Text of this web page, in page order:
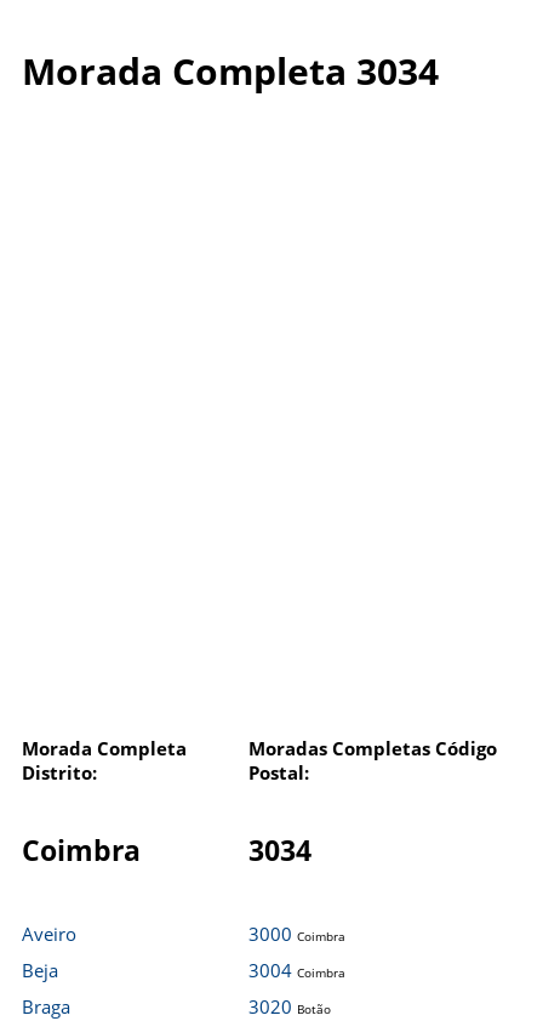
Morada Completa 3034
Morada Completa
Distrito:
Moradas Completas Código
Postal:
Coimbra 3034
Aveiro
Beja
Braga
3000 Coimbra
3004 Coimbra
3020 Botão